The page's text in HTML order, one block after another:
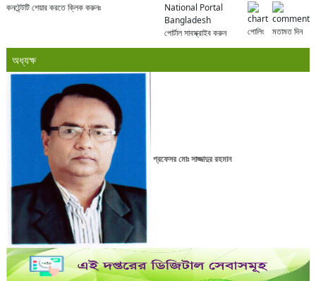
কনটেন্টটি শেয়ার করতে ক্লিক করুনঃ
National Portal
Bangladesh
পোর্টাল সাবস্ক্রাইব করুন
পোলিং মতামত দিন
অধ্যক্ষ
প্রফেসর মোঃ সাজ্জাদুর রহমান